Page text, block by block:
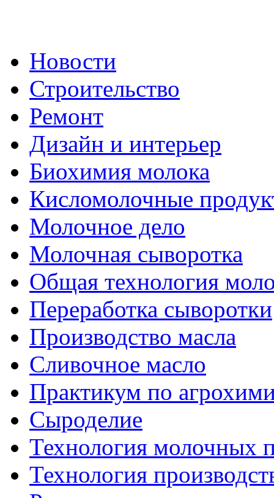
Новости
Строительство
Ремонт
Дизайн и интерьер
Биохимия молока
Кисломолочные
Молочное дело
Молочная сыворотка
Общая технология
Переработка сыворотки
Производство масла
Сливочное масло
Практикум по
Сыроделие
Технология молочных
Технология